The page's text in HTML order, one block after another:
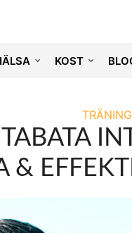
KOST
TRÄNING
&